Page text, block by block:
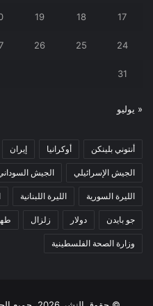
17
18
19
24
25
26
31
« يوليو
أنتوني بلينكن أوكرانيا إيران
الجيش الإسرائيلي الجيش
الليرة السورية الليرة اللبنانية
جو بايدن دولار زلزال
وزارة الصحة الفلسطينية